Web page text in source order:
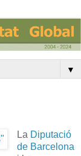
▼
La Diputació
de Barcelona